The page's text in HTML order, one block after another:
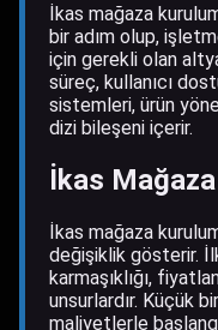
İkas mağaza
bir adım olup,
için gerekli olan
süreç, kullanıcı
sistemleri, ürün
dizi bileşeni içerir.
İkas
İkas mağaza
değişiklik gösterir.
karmaşıklığı,
unsurlardır. Küçük
maliyetlerle